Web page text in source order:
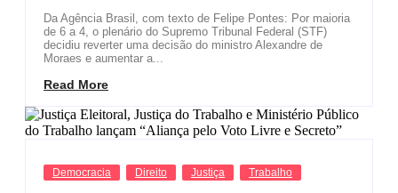
Da Agência Brasil, com texto de Felipe Pontes: Por maioria
de 6 a 4, o plenário do Supremo Tribunal Federal (STF)
decidiu reverter uma decisão do ministro Alexandre de
Moraes e aumentar a...
Read More
Democracia Direito Justiça Trabalho